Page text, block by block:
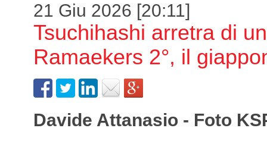
21 Giu 2026 [20:11]
Tsuchihashi arretra di
Ramaekers 2°, il
Davide Attanasio - Foto